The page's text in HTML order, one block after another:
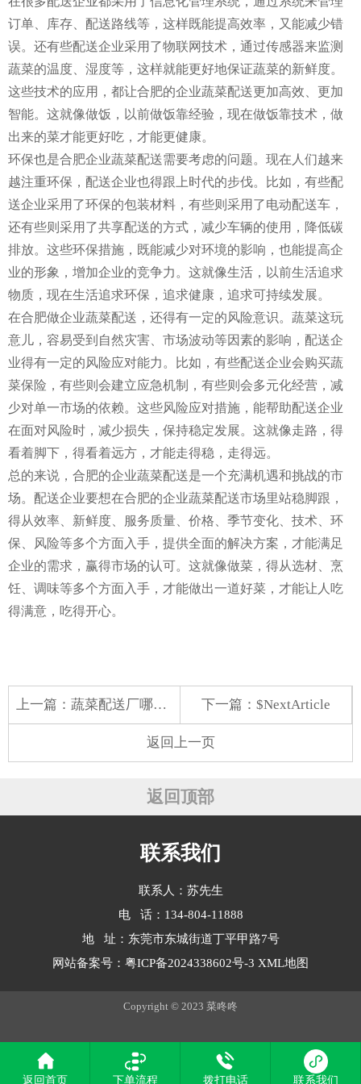
订单、库存、配送路线等，这样既能提高效率，又能减少错
误。还有些配送企业采用了物联网技术，通过传感器来监测
蔬菜的温度、湿度等，这样就能更好地保证蔬菜的新鲜度。
这些技术的应用，都让合肥的企业蔬菜配送更加高效、更加
智能。这就像做饭，以前做饭靠经验，现在做饭靠技术，做
出来的菜才能更好吃，才能更健康。
环保也是合肥企业蔬菜配送需要考虑的问题。现在人们越来
越注重环保，配送企业也得跟上时代的步伐。比如，有些配
送企业采用了环保的包装材料，有些则采用了电动配送车，
还有些则采用了共享配送的方式，减少车辆的使用，降低碳
排放。这些环保措施，既能减少对环境的影响，也能提高企
业的形象，增加企业的竞争力。这就像生活，以前生活追求
物质，现在生活追求环保，追求健康，追求可持续发展。
在合肥做企业蔬菜配送，还得有一定的风险意识。蔬菜这玩
意儿，容易受到自然灾害、市场波动等因素的影响，配送企
业得有一定的风险应对能力。比如，有些配送企业会购买蔬
菜保险，有些则会建立应急机制，有些则会多元化经营，减
少对单一市场的依赖。这些风险应对措施，能帮助配送企业
在面对风险时，减少损失，保持稳定发展。这就像走路，得
看着脚下，得看着远方，才能走得稳，走得远。
总的来说，合肥的企业蔬菜配送是一个充满机遇和挑战的市
场。配送企业要想在合肥的企业蔬菜配送市场里站稳脚跟，
得从效率、新鲜度、服务质量、价格、季节变化、技术、环
保、风险等多个方面入手，提供全面的解决方案，才能满足
企业的需求，赢得市场的认可。这就像做菜，得从选材、烹
饪、调味等多个方面入手，才能做出一道好菜，才能让人吃
得满意，吃得开心。
上一篇： 蔬菜配送厂哪家好做些 下一篇：$NextArticle
返回上一页
返回顶部
联系我们
联系人：苏先生
电 话：134-804-11888
地 址：东莞市东城街道丁平甲路7号
网站备案号： 粤ICP备2024338602号-3 XML地图
Copyright © 2023 菜咚咚
返回首页 下单流程 拨打电话 联系我们